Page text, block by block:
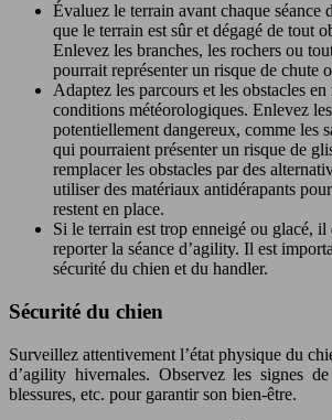
Évaluez le terrain avant chaque séance
que le terrain est sûr et dégagé de tout
Enlevez les branches, les rochers ou
pourrait représenter un risque de chute
Adaptez les parcours et les obstacles
conditions météorologiques. Enlevez
potentiellement dangereux, comme les
qui pourraient présenter un risque de
remplacer les obstacles par des
utiliser des matériaux antidérapants
restent en place.
Si le terrain est trop enneigé ou glacé, il
reporter la séance d’agility. Il est
sécurité du chien et du handler.
Sécurité du chien
Surveillez attentivement l’état physique du
d’agility hivernales. Observez les signes
blessures, etc. pour garantir son bien-être.